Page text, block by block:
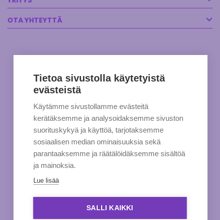
OTA YHTEYTTÄ
Tietoa sivustolla käytetyistä
evästeistä
Käytämme sivustollamme evästeitä
kerätäksemme ja analysoidaksemme sivuston
suorituskykyä ja käyttöä, tarjotaksemme
sosiaalisen median ominaisuuksia sekä
parantaaksemme ja räätälöidäksemme sisältöä
ja mainoksia.
Lue lisää
SALLI KAIKKI